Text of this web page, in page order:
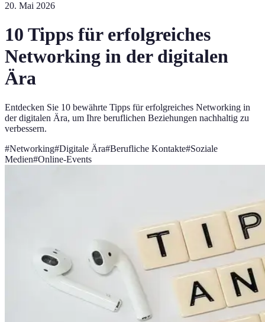
20. Mai 2026
10 Tipps für erfolgreiches
Networking in der digitalen
Ära
Entdecken Sie 10 bewährte Tipps für erfolgreiches Networking in
der digitalen Ära, um Ihre beruflichen Beziehungen nachhaltig zu
verbessern.
#Networking#Digitale Ära#Berufliche Kontakte#Soziale
Medien#Online-Events